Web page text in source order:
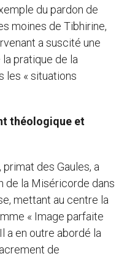
du pardon de
moines de Tibhirine,
a suscité une
pratique de la
les « situations
théologique et
des Gaules, a
de la Miséricorde dans
mettant au centre la
« Image parfaite
a en outre abordé la
de